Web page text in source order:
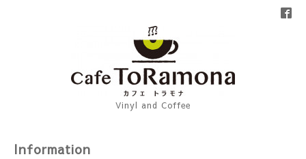
Vinyl and Coffee
Information